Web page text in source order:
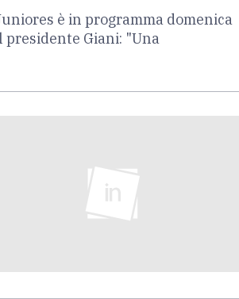
è in programma domenica
presidente Giani: "Una